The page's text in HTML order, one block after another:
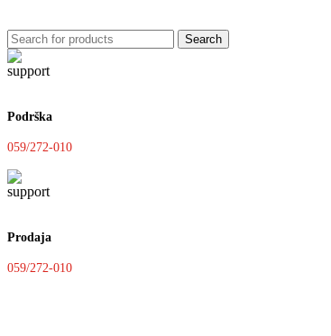
Search
Podrška
059/272-010
Prodaja
059/272-010